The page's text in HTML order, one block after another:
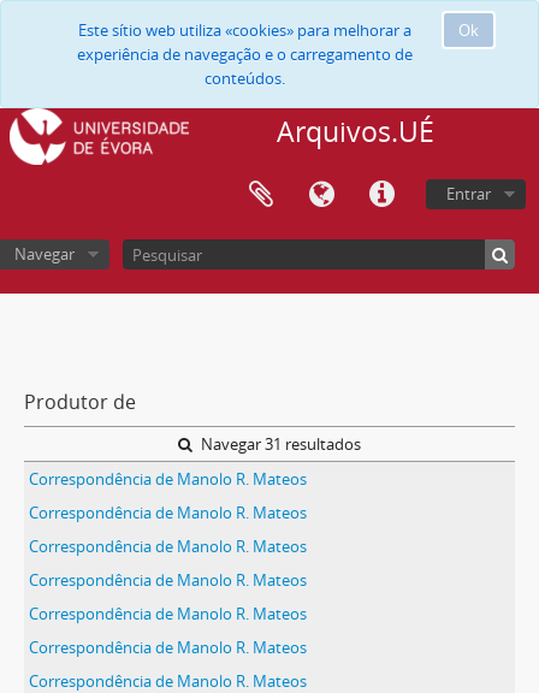
Ok
Este sítio web utiliza «cookies» para melhorar a
experiência de navegação e o carregamento de
conteúdos.
Arquivos.UÉ
Entrar
Navegar
Produtor de
Navegar 31 resultados
Correspondência de Manolo R. Mateos
Correspondência de Manolo R. Mateos
Correspondência de Manolo R. Mateos
Correspondência de Manolo R. Mateos
Correspondência de Manolo R. Mateos
Correspondência de Manolo R. Mateos
Correspondência de Manolo R. Mateos